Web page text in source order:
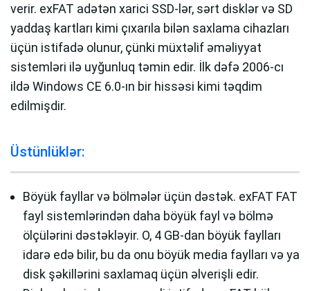
verir. exFAT adətən xarici SSD-lər, sərt disklər və SD
yaddaş kartları kimi çıxarıla bilən saxlama cihazları
üçün istifadə olunur, çünki müxtəlif əməliyyat
sistemləri ilə uyğunluq təmin edir. İlk dəfə 2006-cı
ildə Windows CE 6.0-ın bir hissəsi kimi təqdim
edilmişdir.
Üstünlüklər:
Böyük fayllar və bölmələr üçün dəstək. exFAT FAT
fayl sistemlərindən daha böyük fayl və bölmə
ölçülərini dəstəkləyir. O, 4 GB-dan böyük faylları
idarə edə bilir, bu da onu böyük media faylları və ya
disk şəkillərini saxlamaq üçün əlverişli edir.